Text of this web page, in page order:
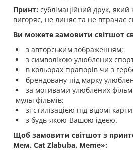
Принт: сублімаційний друк, який
вигоряє, не линяє та не втрачає
Ви можете замовити світшот
з авторським зображенням;
з символікою улюблених
в кольорах прапорів чи з
брендовану під марку
за мотивами улюблених
мультфільмів;
зі стилізацією під відомі
з будь-якою Вашою ідеєю.
Щоб замовити світшот з
Мем. Cat Zlabuba. Meme»: